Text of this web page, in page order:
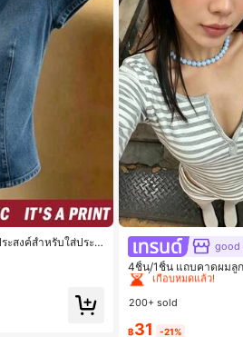
ะสงค์สำหรับใส่ประ
good
4ชิ้น/1ชิ้น แถบคาดผมลู
แฟชั่นอเนกประสงค์พรีเ
ล็กๆ ห่วงผม อุปกรณ์เสริ
อกประจำวัน, ลำลอง, งา
การมัดผม, การจัดทรงผ
ณ์เสริมประดับผม
#1 ขายดี ใน ยางรัดผมแบ
เกือบหมดแล้ว!
#1 ขายดี ใน ยางรัดผมแบ
เกือบหมดแล้ว!
#1 ขายดี ใน ยางรัดผมแบ
เกือบหมดแล้ว!
#1 ขายดี ใน ยางรัดผมแบ
200+ sold
฿31 -21%